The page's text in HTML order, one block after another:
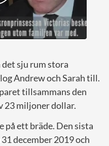
sju rum stora
Andrew och Sarah till.
tillsammans den
23 miljoner dollar.
på ett bräde. Den sista
december 2019 och